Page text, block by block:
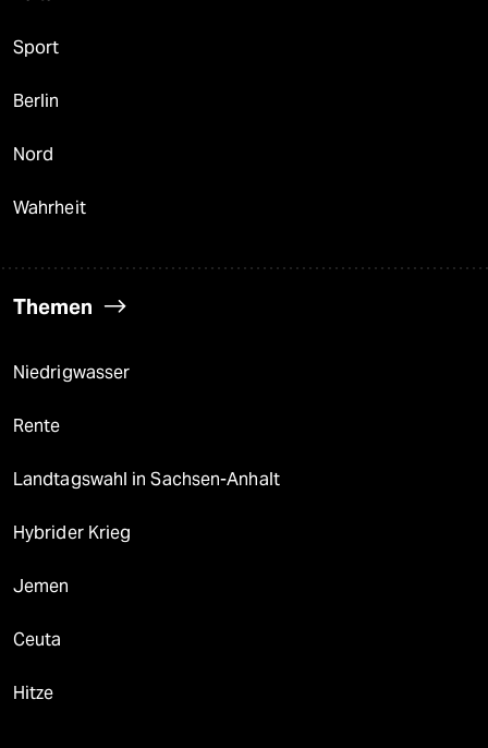
Sport
Berlin
Nord
Wahrheit
Themen
Niedrigwasser
Rente
Landtagswahl in Sachsen-Anhalt
Hybrider Krieg
Jemen
Ceuta
Hitze